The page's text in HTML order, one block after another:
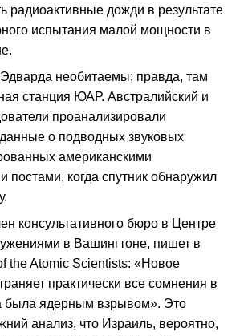
радиоактивные дожди в результате
испытания малой мощности в
необитаемы; правда, там
станция ЮАР. Австралийский и
проанализировали
о подводных звуковых
американскими
постами, когда спутник обнаружил
консультативного бюро в Центре
в Вашингтоне, пишет в
the Atomic Scientists: «Новое
практически все сомнения в
была ядерным взрывом». Это
анализ, что Израиль, вероятно,